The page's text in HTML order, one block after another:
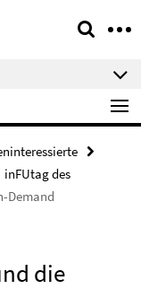
inFUtag des
Demand
die